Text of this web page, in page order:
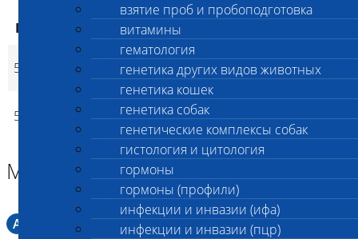
взятие проб и пробоподготовка
витамины
гематология
генетика других видов животных
генетика кошек
генетика собак
генетические комплексы собак
гистология и цитология
гормоны
гормоны (профили)
инфекции и инвазии (ифа)
инфекции и инвазии (пцр)
Код Наименование услуг
ваша цена
5101
Комплекс дисконтных
ветеринарных услуг
2 000p 2 000p
5102
Книга "Лабораторная
диагностика"
7 000p 7 000p нет
Материал
A Мазок в пробирку со средой Кери-Блера